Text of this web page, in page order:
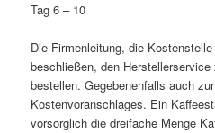
Tag 6 – 10
Die Firmenleitung, die
beschließen, den
bestellen. Gegebenenfalls auch
Kostenvoranschlages. Ein
vorsorglich die dreifache Menge